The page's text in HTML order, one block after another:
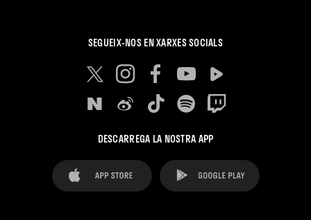
SEGUEIX-NOS EN XARXES SOCIALS
DESCARREGA LA NOSTRA APP